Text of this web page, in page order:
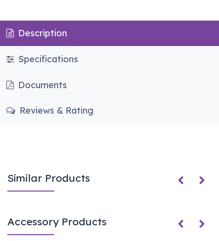
Description
Specifications
Documents
Reviews & Rating
Similar Products
Accessory Products